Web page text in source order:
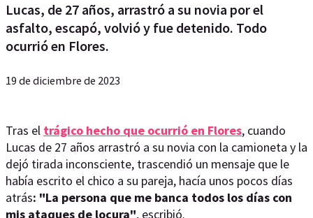
Lucas, de 27 años, arrastró a su novia por el
asfalto, escapó, volvió y fue detenido. Todo
ocurrió en Flores.
19 de diciembre de 2023
Tras el trágico hecho que ocurrió en Flores, cuando
Lucas de 27 años arrastró a su novia con la camioneta y la
dejó tirada inconsciente, trascendió un mensaje que le
había escrito el chico a su pareja, hacía unos pocos días
atrás: "La persona que me banca todos los días con
mis ataques de locura", escribió.